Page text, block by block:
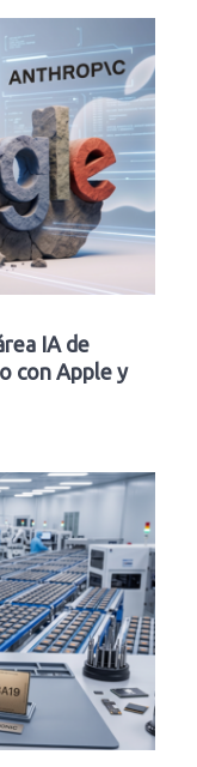
IA de
con Apple y